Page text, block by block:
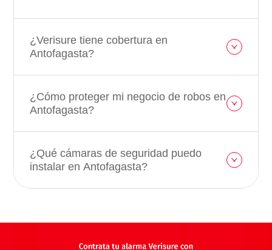
¿Verisure tiene cobertura en
Antofagasta?
¿Cómo proteger mi negocio de robos en
Antofagasta?
¿Qué cámaras de seguridad puedo
instalar en Antofagasta?